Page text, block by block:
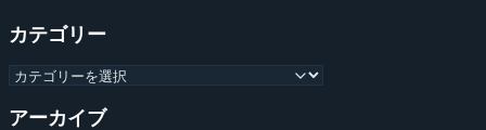
カテゴリー
アーカイブ